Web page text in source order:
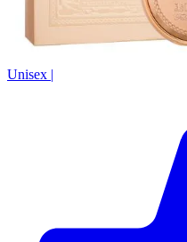
Unisex |